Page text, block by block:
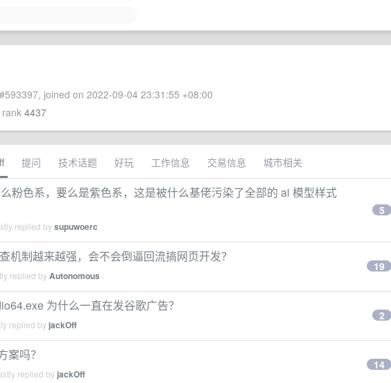
joined on 2022-09-04 23:31:55 +08:00
4437
提问 技术话题 好玩 工作信息 交易信息 城市相关
粉色系，要么是紫色系，这是被什么基佬污染了全部的 ai 模型样式
replied bysupuwoerc
5
机制越来越强，会不会倒逼回流搞网页开发？
replied byAutonomous
19
为什么一直在发谷歌广告？
replied by jackOff
2
案吗？
replied by jackOff
14